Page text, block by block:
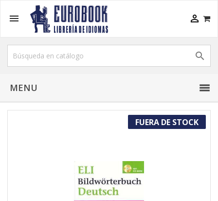
 

MENU
FUERA DE STOCK